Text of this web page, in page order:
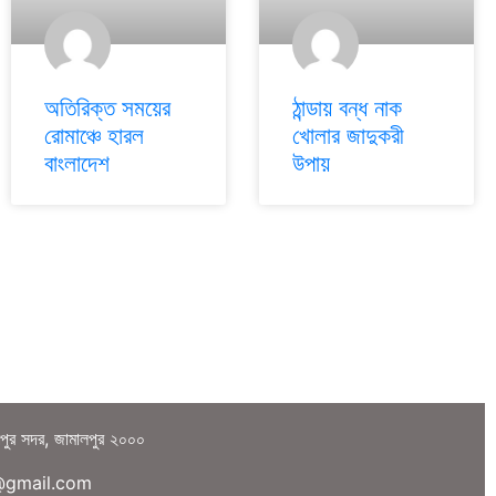
অতিরিক্ত সময়ের
রোমাঞ্চে হারল
বাংলাদেশ
ঠান্ডায় বন্ধ নাক
খোলার জাদুকরী
উপায়
সদর, জামালপুর ২০০০